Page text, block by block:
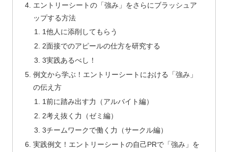
エントリーシートの「強み」をさらにブラッシュア
ップする方法
1他人に添削してもらう
2面接でのアピールの仕方を研究する
3実践あるべし！
例文から学ぶ！エントリーシートにおける「強み」
の伝え方
1前に踏み出す力（アルバイト編）
2考え抜く力（ゼミ編）
3チームワークで働く力（サークル編）
実践例文！エントリーシートの自己PRで「強み」を